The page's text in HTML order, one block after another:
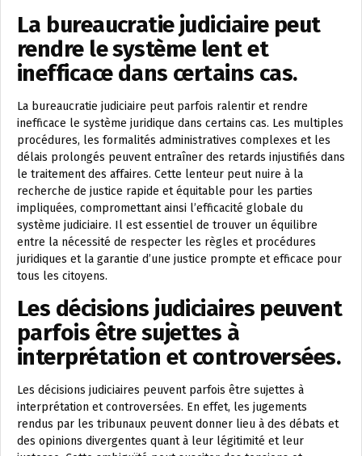
La bureaucratie judiciaire peut
rendre le système lent et
inefficace dans certains cas.
La bureaucratie judiciaire peut parfois ralentir et rendre
inefficace le système juridique dans certains cas. Les multiples
procédures, les formalités administratives complexes et les
délais prolongés peuvent entraîner des retards injustifiés dans
le traitement des affaires. Cette lenteur peut nuire à la
recherche de justice rapide et équitable pour les parties
impliquées, compromettant ainsi l’efficacité globale du
système judiciaire. Il est essentiel de trouver un équilibre
entre la nécessité de respecter les règles et procédures
juridiques et la garantie d’une justice prompte et efficace pour
tous les citoyens.
Les décisions judiciaires peuvent
parfois être sujettes à
interprétation et controversées.
Les décisions judiciaires peuvent parfois être sujettes à
interprétation et controversées. En effet, les jugements
rendus par les tribunaux peuvent donner lieu à des débats et
des opinions divergentes quant à leur légitimité et leur